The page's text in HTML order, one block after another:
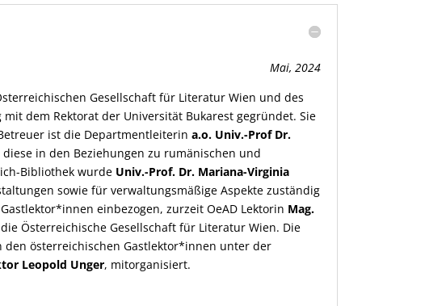
Mai, 2024
Gesellschaft für Literatur Wien und des
dem Rektorat der Universität Bukarest gegründet. Sie
ist die Departmentleiterina.o. Univ.-Prof Dr.
in den Beziehungen zu rumänischen und
Bibliothek wurde Univ.-Prof. Dr. Mariana-Virginia
sowie für verwaltungsmäßige Aspekte zuständig
einbezogen, zurzeit OeAD Lektorin Mag.
Österreichische Gesellschaft für Literatur Wien. Die
den österreichischen Gastlektor*innen unter der
Leopold Unger, mitorganisiert.